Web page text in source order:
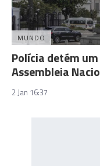
MUNDO
Polícia detém
Assembleia
2 Jan 16:37